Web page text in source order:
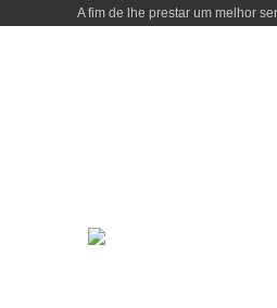
A fim de lhe prestar um melhor